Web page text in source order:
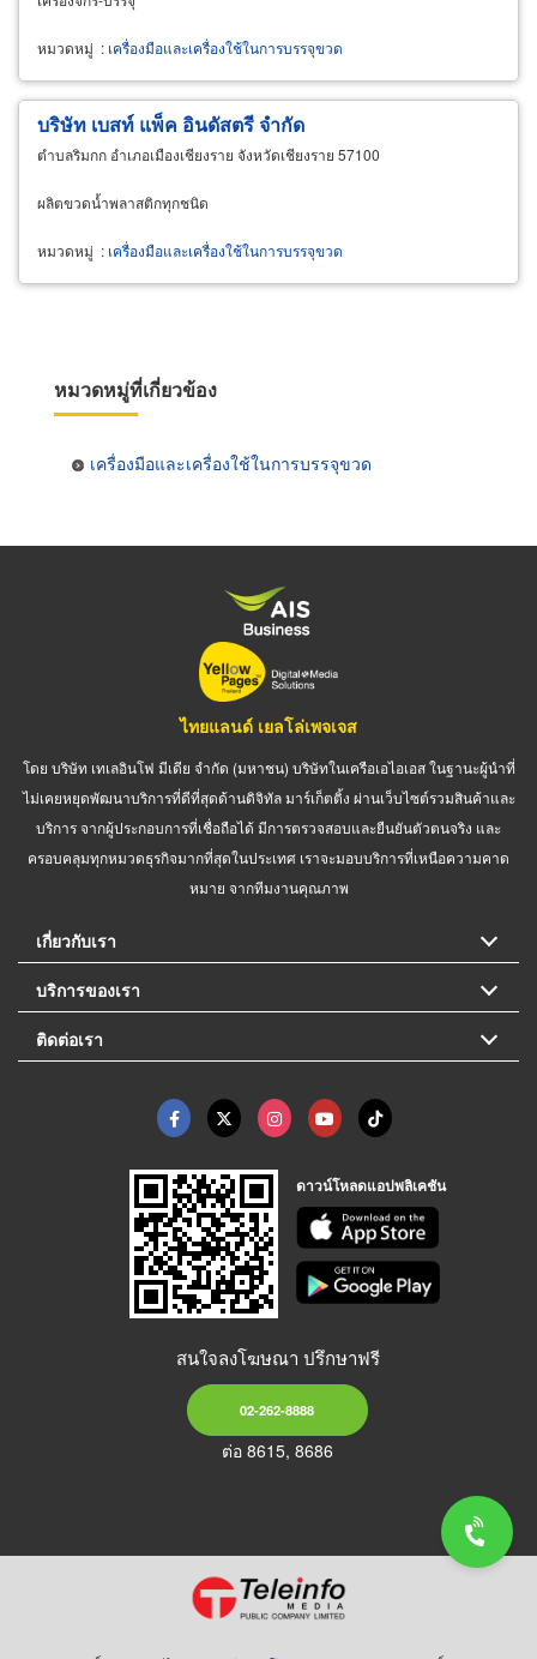
หมวดหมู่ : เครื่องมือและเครื่องใช้ในการบรรจุขวด
บริษัท เบสท์ แพ็ค อินดัสตรี จำกัด
ตำบลริมกก อำเภอเมืองเชียงราย จังหวัดเชียงราย 57100
ผลิตขวดน้ำพลาสติกทุกชนิด
หมวดหมู่ : เครื่องมือและเครื่องใช้ในการบรรจุขวด
หมวดหมู่ที่เกี่ยวข้อง
เครื่องมือและเครื่องใช้ในการบรรจุขวด
ไทยแลนด์ เยลโล่เพจเจส
โดย บริษัท เทเลอินโฟ มีเดีย จำกัด (มหาชน) บริษัทในเครือเอไอเอส ในฐานะผู้นำที่
ไม่เคยหยุดพัฒนาบริการที่ดีที่สุดด้านดิจิทัล มาร์เก็ตติ้ง ผ่านเว็บไซต์รวมสินค้าและ
บริการ จากผู้ประกอบการที่เชื่อถือได้ มีการตรวจสอบและยืนยันตัวตนจริง และ
ครอบคลุมทุกหมวดธุรกิจมากที่สุดในประเทศ เราจะมอบบริการที่เหนือความคาด
หมาย จากทีมงานคุณภาพ
เกี่ยวกับเรา
บริการของเรา
ติดต่อเรา
ดาวน์โหลดแอปพลิเคชัน
สนใจลงโฆษณา ปรึกษาฟรี
02-262-8888
ต่อ 8615, 8686